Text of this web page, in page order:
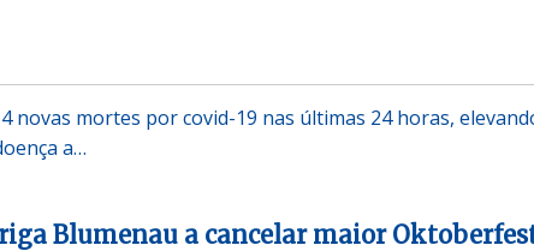
novas mortes por covid-19 nas últimas 24 horas,
a…
Blumenau a cancelar maior